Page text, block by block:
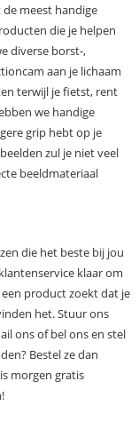
meest handige
die je helpen
diverse borst-,
aan je lichaam
terwijl je fietst, rent
we handige
grip hebt op je
zul je niet veel
beeldmateriaal
die het beste bij jou
klaar om
product zoekt dat je
het. Stuur ons
ons of bel ons en stel
Bestel ze dan
morgen gratis